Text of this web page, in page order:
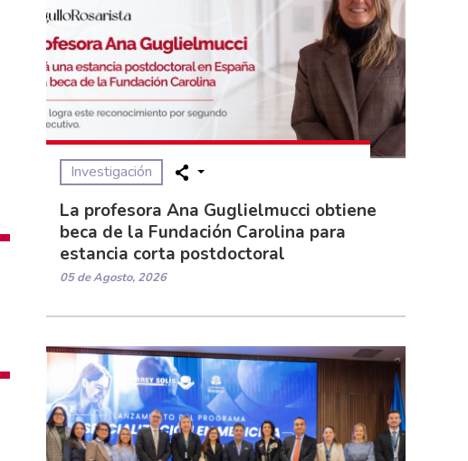
Investigación
La profesora Ana Guglielmucci obtiene
beca de la Fundación Carolina para
estancia corta postdoctoral
05 de Agosto, 2026